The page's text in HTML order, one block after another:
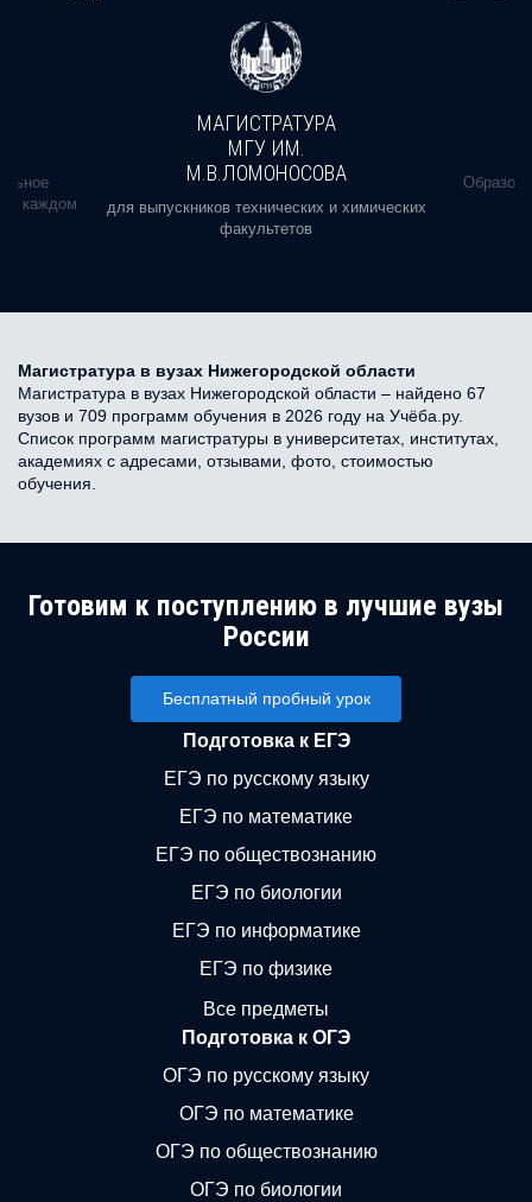
в каждом
МАГИСТРАТУРА
МГУ ИМ.
М.В.ЛОМОНОСОВА
для выпускников технических и химических
факультетов
Магистратура в вузах Нижегородской области
Магистратура в вузах Нижегородской области – найдено 67
вузов и 709 программ обучения в 2026 году на Учёба.ру.
Список программ магистратуры в университетах, институтах,
академиях с адресами, отзывами, фото, стоимостью
обучения.
Готовим к поступлению в лучшие вузы
России
Бесплатный пробный урок
Подготовка к ЕГЭ
ЕГЭ по русскому языку
ЕГЭ по математике
ЕГЭ по обществознанию
ЕГЭ по биологии
ЕГЭ по информатике
ЕГЭ по физике
Все предметы
Подготовка к ОГЭ
ОГЭ по русскому языку
ОГЭ по математике
ОГЭ по обществознанию
ОГЭ по биологии